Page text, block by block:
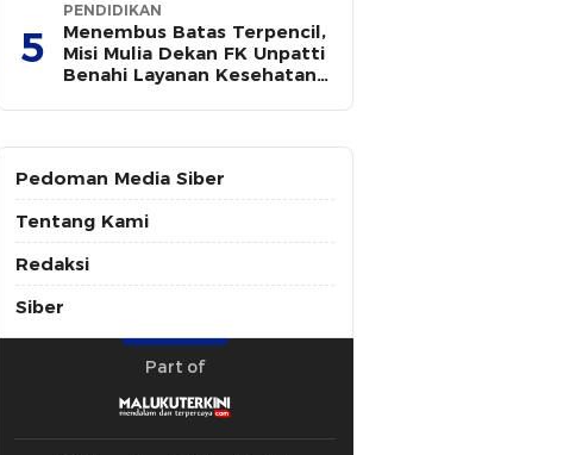
5
PENDIDIKAN
Menembus Batas Terpencil,
Misi Mulia Dekan FK Unpatti
Benahi Layanan Kesehatan
Pedoman Media Siber
Tentang Kami
Redaksi
Siber
Part of